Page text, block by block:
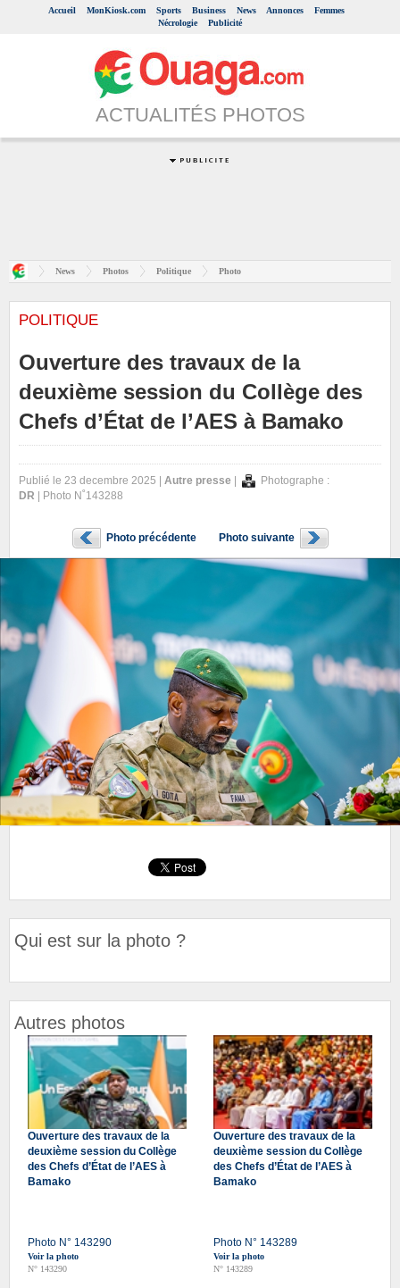
Accueil MonKiosk.com Sports Business News Annonces
Femmes
Nécrologie
Publicité
ACTUALITÉS PHOTOS
News Photos Politique Photo
POLITIQUE
Ouverture des travaux de la
deuxième session du Collège des
Chefs d’État de l’AES à Bamako
Publié le 23 decembre 2025 | Autre presse
Photographe :
DR | Photo N˚143288
Photo précédente Photo suivante
Qui est sur la photo ?
Autres photos
Ouverture des travaux de la
deuxième session du Collège
des Chefs d’État de l’AES à
Bamako
Photo N° 143290
Voir la photo
N° 143290
Ouverture des travaux de la
deuxième session du Collège
des Chefs d’État de l’AES à
Bamako
Photo N° 143289
Voir la photo
N° 143289